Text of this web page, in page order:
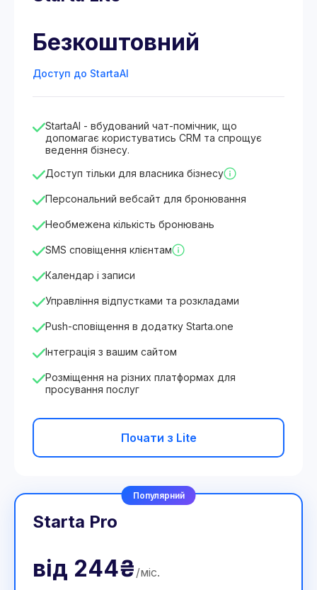
Безкоштовний
Доступ до StartaAI
StartaAI - вбудований чат-помічник, що
допомагає користуватись CRM та спрощує
ведення бізнесу.
Доступ тільки для власника бізнесу
Персональний вебсайт для бронювання
Необмежена кількість бронювань
SMS сповіщення клієнтам
Календар і записи
Управління відпустками та розкладами
Push-сповіщення в додатку Starta.one
Інтеграція з вашим сайтом
Розміщення на різних платформах для
просування послуг
Почати з Lite
Популярний
Starta Pro
від 244₴ /міс.